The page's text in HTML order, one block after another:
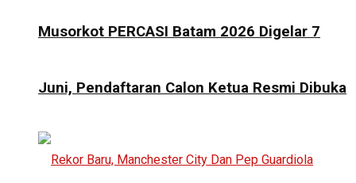
Musorkot PERCASI Batam 2026 Digelar 7
Juni, Pendaftaran Calon Ketua Resmi Dibuka